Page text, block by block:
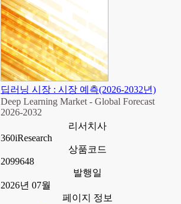
딥러닝 시장 : 시장 예측(2026-2032년)
Deep Learning Market - Global Forecast
2026-2032
리서치사
360iResearch
상품코드
2099648
발행일
2026년 07월
페이지 정보